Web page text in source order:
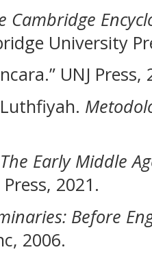
Cambridge
University
UNJ Press,
The Early Middle
2021.
Before
2006.